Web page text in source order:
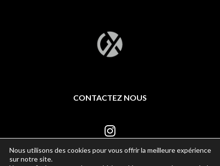
CONTACTEZ NOUS
Nous utilisons des cookies pour vous offrir la meilleure expérience
sur notre site.